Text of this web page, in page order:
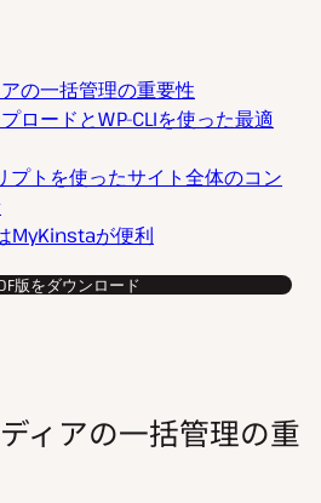
の一括管理の重要性
ロードとWP-CLIを使った最適
プトを使ったサイト全体のコン
MyKinstaが便利
版をダウンロード
ィアの一括管理の重